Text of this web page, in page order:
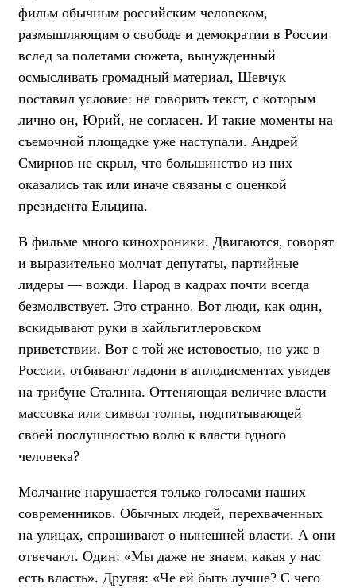
фильм обычным российским человеком,
размышляющим о свободе и демократии в России
вслед за полетами сюжета, вынужденный
осмысливать громадный материал, Шевчук
поставил условие: не говорить текст, с которым
лично он, Юрий, не согласен. И такие моменты на
съемочной площадке уже наступали. Андрей
Смирнов не скрыл, что большинство из них
оказались так или иначе связаны с оценкой
президента Ельцина.
В фильме много кинохроники. Двигаются, говорят
и выразительно молчат депутаты, партийные
лидеры — вожди. Народ в кадрах почти всегда
безмолвствует. Это странно. Вот люди, как один,
вскидывают руки в хайльгитлеровском
приветствии. Вот с той же истовостью, но уже в
России, отбивают ладони в аплодисментах увидев
на трибуне Сталина. Оттеняющая величие власти
массовка или символ толпы, подпитывающей
своей послушностью волю к власти одного
человека?
Молчание нарушается только голосами наших
современников. Обычных людей, перехваченных
на улицах, спрашивают о нынешней власти. А они
отвечают. Один: «Мы даже не знаем, какая у нас
есть власть». Другая: «Че ей быть лучше? С чего